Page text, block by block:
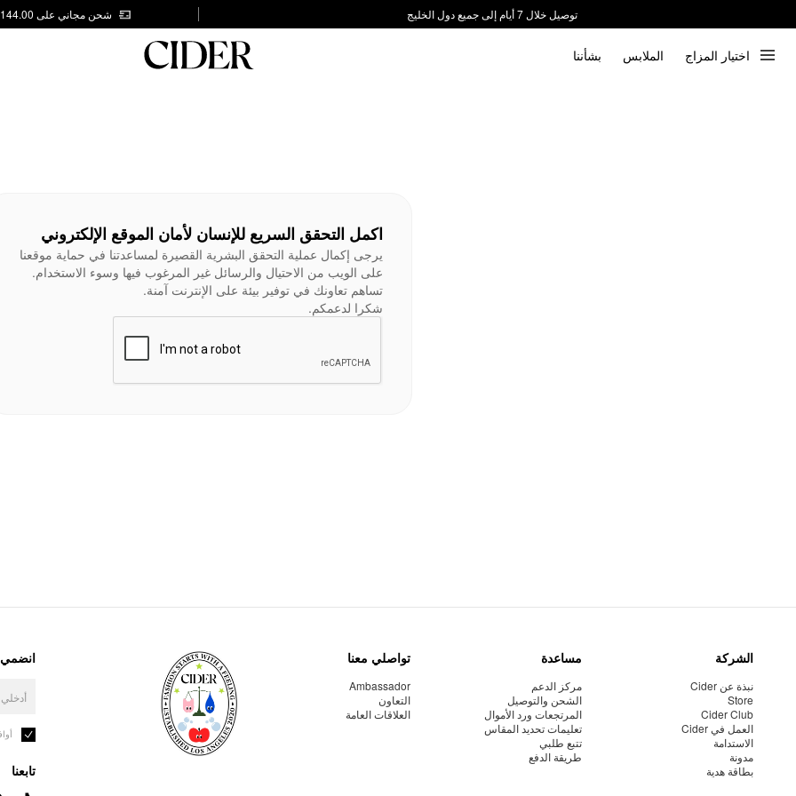
توصيل خلال 7 أيام إلى جميع دول الخليج
شحن مجاني على AED 144.00
اختيار المزاج الملابس بشأننا
اكمل التحقق السريع للإنسان لأمان الموقع الإلكتروني
يرجى إكمال عملية التحقق البشرية القصيرة لمساعدتنا في حماية موقعنا
على الويب من الاحتيال والرسائل غير المرغوب فيها وسوء الاستخدام.
تساهم تعاونك في توفير بيئة على الإنترنت آمنة.
شكرا لدعمكم.
الشركة
نبذة عن Cider
Store
Cider Club
العمل في Cider
الاستدامة
مدونة
بطاقة هدية
مساعدة
مركز الدعم
الشحن والتوصيل
المرتجعات ورد الأموال
تعليمات تحديد المقاس
تتبع طلبي
طريقة الدفع
تواصلي معنا
Ambassador
التعاون
العلاقات العامة
انضمي
تابعنا